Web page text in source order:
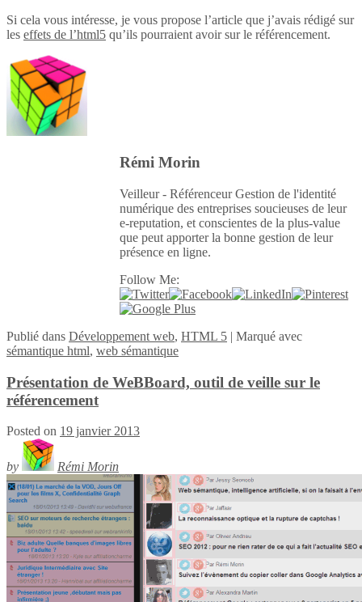
Si cela vous intéresse, je vous propose l’article que j’avais rédigé sur
les effets de l’html5 qu’ils pourraient avoir sur le référencement.
Rémi Morin
Veilleur - Référenceur Gestion de l'identité
numérique des entreprises soucieuses de leur
e-reputation, et conscientes de la plus-value
que peut apporter la bonne gestion de leur
présence en ligne.
Follow Me:
Publié dans Développement web, HTML 5 | Marqué avec
sémantique html, web sémantique
Présentation de WeBBoard, outil de veille sur le
référencement
Posted on 19 janvier 2013
by Rémi Morin